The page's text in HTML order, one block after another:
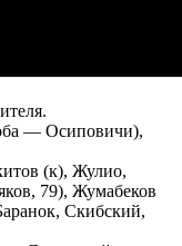
— Осиповичи),
(к), Жулио,
79), Жумабеков
Скибский,